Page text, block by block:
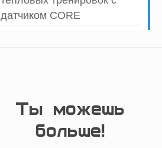
датчиком CORE
Ты можешь
больше!